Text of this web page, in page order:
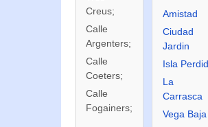
Creus;
Calle
Argenters;
Calle
Coeters;
Calle
Fogainers;
d’Enric
Taulet
(Notari i
Serra;
Amistad
Ciudad
Jardin
Isla
La
Carrasca
Vega Baja